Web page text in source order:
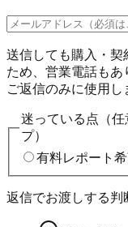
送信しても購入・契
ため、営業電話も
ご返信のみに使用し
迷っている点（
プ）
有料レポート
返信でお渡しする判